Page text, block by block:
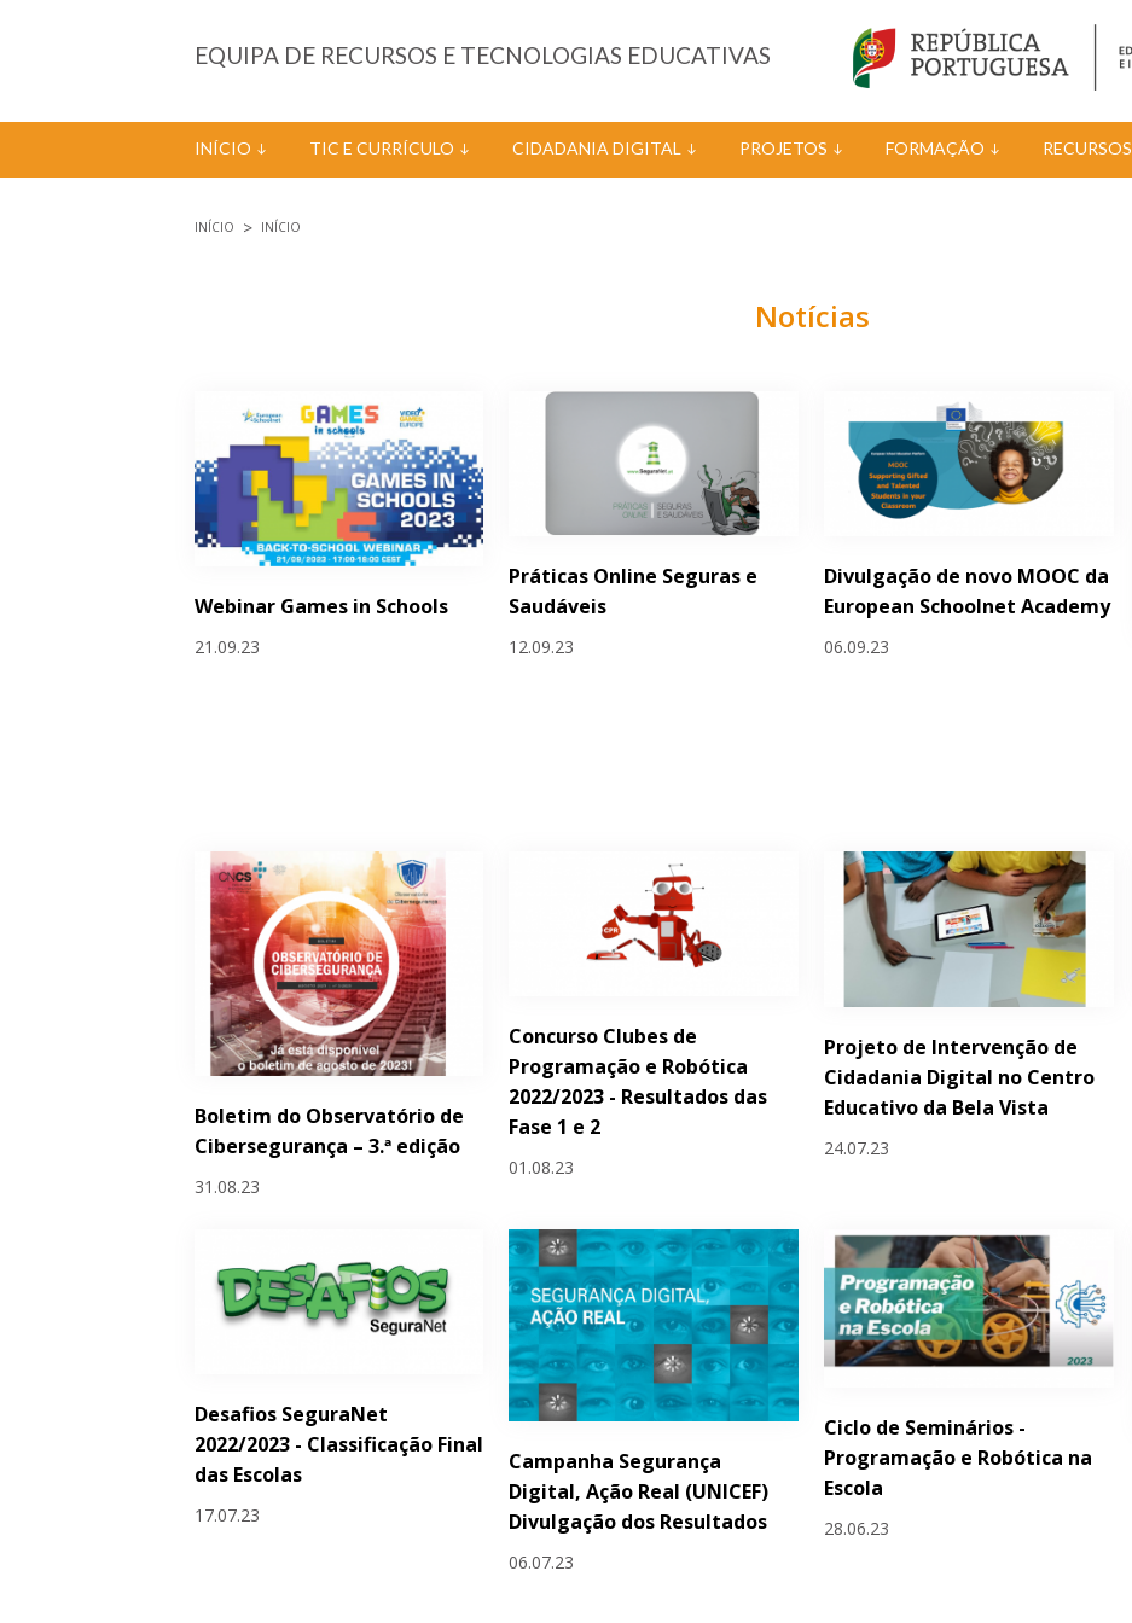
EQUIPA DE RECURSOS E TECNOLOGIAS EDUCATIVAS
INÍCIO TIC E CURRÍCULO CIDADANIA DIGITAL PROJETOS FORMAÇÃO RECURSOS
INÍCIO INÍCIO
Notícias
Webinar Games in Schools
21.09.23
Práticas Online Seguras e
Saudáveis
12.09.23
Divulgação de novo MOOC da
European Schoolnet Academy
06.09.23
Boletim do Observatório de
Cibersegurança – 3.ª edição
31.08.23
Concurso Clubes de
Programação e Robótica
2022/2023 - Resultados das
Fase 1 e 2
01.08.23
Projeto de Intervenção de
Cidadania Digital no Centro
Educativo da Bela Vista
24.07.23
Desafios SeguraNet
2022/2023 - Classificação Final
das Escolas
17.07.23
Campanha Segurança
Digital, Ação Real (UNICEF)
Divulgação dos Resultados
06.07.23
Ciclo de Seminários -
Programação e Robótica na
Escola
28.06.23
Páginas